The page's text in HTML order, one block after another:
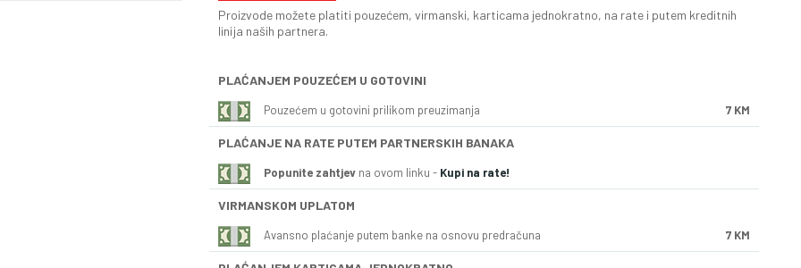
Proizvode možete platiti pouzećem, virmanski, karticama jednokratno, na rate i putem kreditnih
linija naših partnera.
PLAĆANJEM POUZEĆEM U GOTOVINI
Pouzećem u gotovini prilikom preuzimanja 7 KM
PLAĆANJE NA RATE PUTEM PARTNERSKIH BANAKA
Popunite zahtjev na ovom linku - Kupi na rate!
VIRMANSKOM UPLATOM
Avansno plaćanje putem banke na osnovu predračuna 7 KM